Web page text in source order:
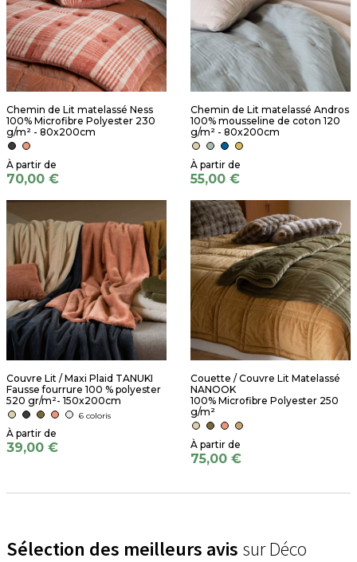
Chemin de Lit matelassé Ness
100% Microfibre Polyester 230
g/m² - 80x200cm
70,00 €
Chemin de Lit matelassé Andros
100% mousseline de coton 120
g/m² - 80x200cm
55,00 €
Couvre Lit / Maxi Plaid TANUKI
Fausse fourrure 100 % polyester
520 gr/m²- 150x200cm
6 coloris
39,00 €
Couette / Couvre Lit Matelassé
NANOOK
100% Microfibre Polyester 250
g/m²
75,00 €
Sélection des meilleurs avis sur Déco